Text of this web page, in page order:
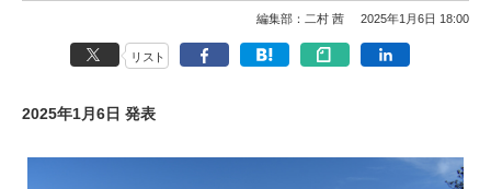
編集部：二村 茜 2025年1月6日 18:00
リスト
2025年1月6日 発表